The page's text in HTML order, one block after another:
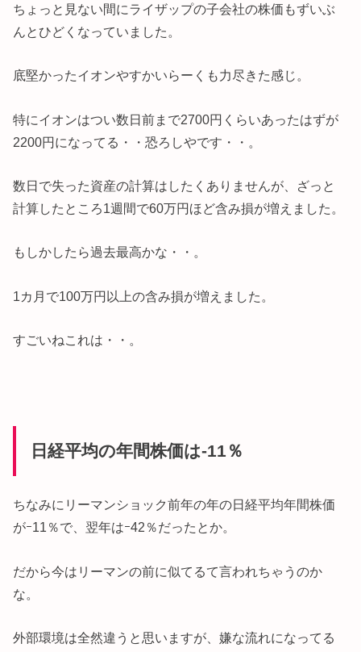
ちょっと見ない間にライザップの子会社の株価もずいぶ
んとひどくなっていました。
底堅かったイオンやすかいらーくも力尽きた感じ。
特にイオンはつい数日前まで2700円くらいあったはずが
2200円になってる・・恐ろしやです・・。
数日で失った資産の計算はしたくありませんが、ざっと
計算したところ1週間で60万円ほど含み損が増えました。
もしかしたら過去最高かな・・。
1カ月で100万円以上の含み損が増えました。
すごいねこれは・・。
日経平均の年間株価は-11％
ちなみにリーマンショック前年の年の日経平均年間株価
がｰ11％で、翌年はｰ42％だったとか。
だから今はリーマンの前に似てるて言われちゃうのか
な。
外部環境は全然違うと思いますが、嫌な流れになってる